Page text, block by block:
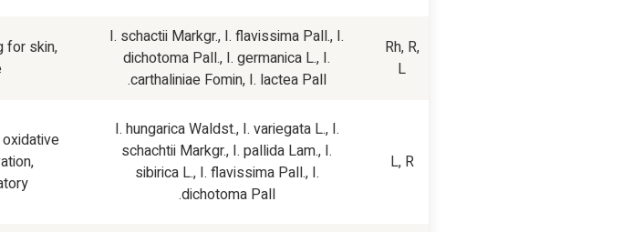
Rh, R,
L
I. schactii Markgr., I. flavissima Pall., I.
dichotoma Pall., I. germanica L., I.
carthaliniaeFomin, I. lacteaPall.
for skin,
L, R
I. hungaricaWaldst., I. variegataL., I.
schachtii Markgr., I. pallida Lam., I.
sibiricaL., I. flavissimaPall., I.
dichotomaPall.